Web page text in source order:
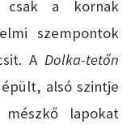
csak a kornak
szempontok
A Dolka-tetőn
alsó szintje
lapokat